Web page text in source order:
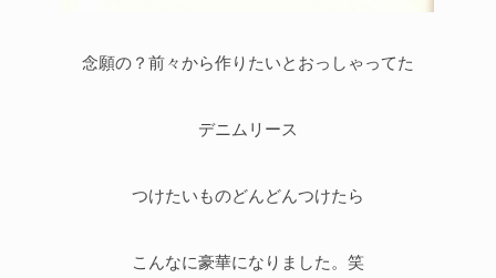
念願の？前々から作りたいとおっしゃってた
デニムリース
つけたいものどんどんつけたら
こんなに豪華になりました。笑